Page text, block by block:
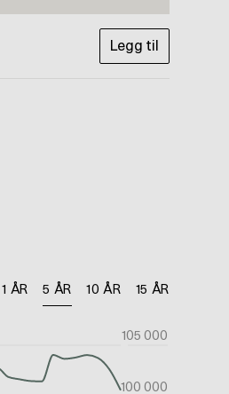
Legg til
1 ÅR 5 ÅR 10 ÅR 15 ÅR
100 000
105 000